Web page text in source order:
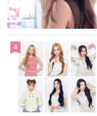
4